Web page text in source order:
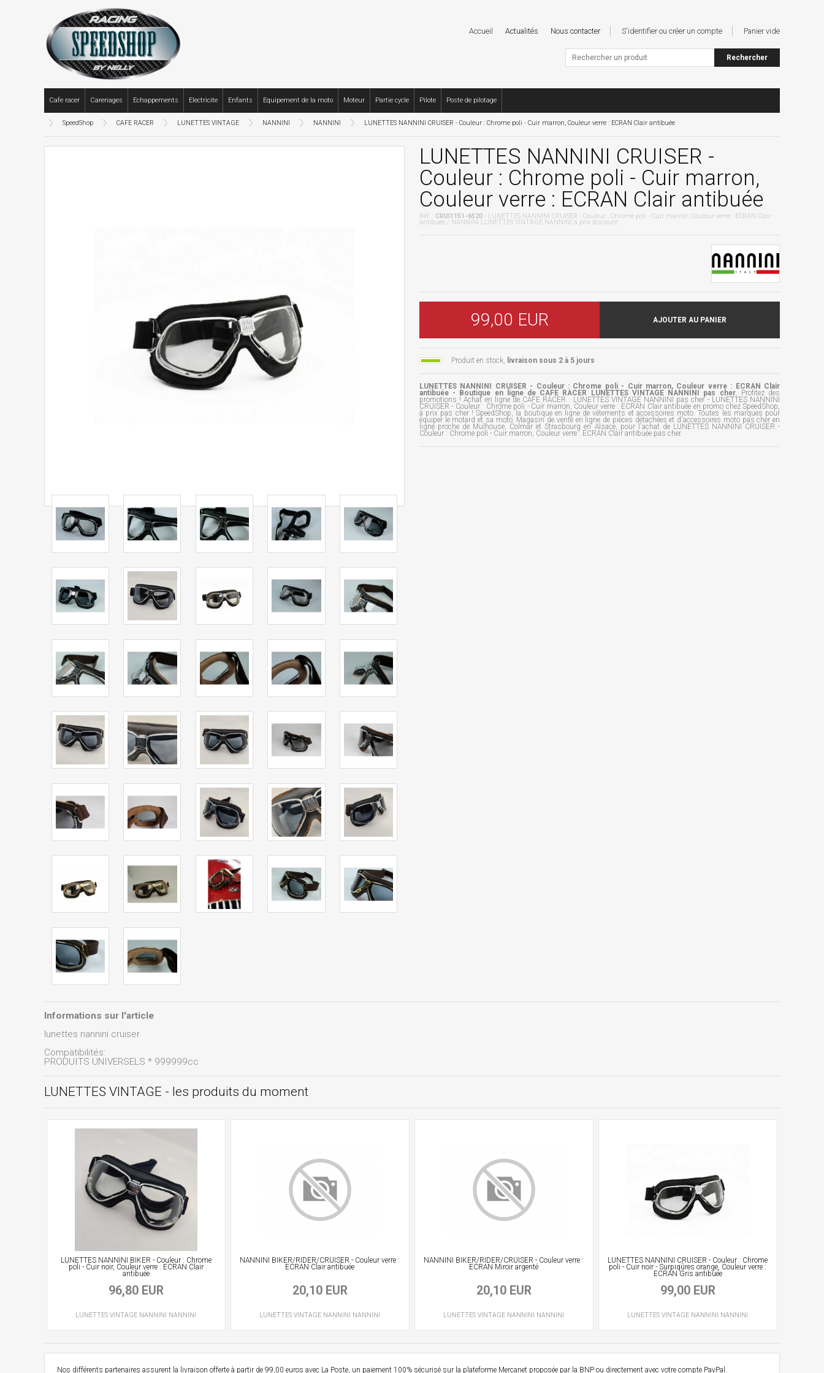
Cafe racer Carenages Echappements Electricite Enfants Equipement de la moto Moteur Partie cycle Pilote Poste de pilotage
Accueil Actualités Nous contacter S'identifier ou créer un compte Panier vide
SpeedShop CAFE RACER LUNETTES VINTAGE NANNINI NANNINI LUNETTES NANNINI CRUISER - Couleur : Chrome poli - Cuir marron, Couleur verre : ECRAN Clair antibuée
LUNETTES NANNINI CRUISER -
Couleur : Chrome poli - Cuir marron,
Couleur verre : ECRAN Clair antibuée
Réf. : CRUI1151-6520 - LUNETTES NANNINI CRUISER - Couleur : Chrome poli - Cuir marron, Couleur verre : ECRAN Clair
antibuée / NANNINI LUNETTES VINTAGE NANNINI à prix discount
99,00 EUR AJOUTER AU PANIER
Produit en stock, livraison sous 2 à 5 jours
LUNETTES NANNINI CRUISER - Couleur : Chrome poli - Cuir marron, Couleur verre : ECRAN Clair
antibuée - Boutique en ligne de CAFE RACER LUNETTES VINTAGE NANNINI pas cher. Profitez des
promotions ! Achat en ligne de CAFE RACER : LUNETTES VINTAGE NANNINI pas cher - LUNETTES NANNINI
CRUISER - Couleur : Chrome poli - Cuir marron, Couleur verre : ECRAN Clair antibuée en promo chez SpeedShop,
à prix pas cher ! SpeedShop, la boutique en ligne de vêtements et accessoires moto. Toutes les marques pour
équiper le motard et sa moto. Magasin de vente en ligne de pièces détachées et d'accessoires moto pas cher en
ligne proche de Mulhouse, Colmar et Strasbourg en Alsace, pour l'achat de LUNETTES NANNINI CRUISER -
Couleur : Chrome poli - Cuir marron, Couleur verre : ECRAN Clair antibuée pas cher.
Informations sur l'article
lunettes nannini cruiser
Compatibilités:
PRODUITS UNIVERSELS * 999999cc
LUNETTES VINTAGE - les produits du moment
LUNETTES NANNINI BIKER - Couleur : Chrome
poli - Cuir noir, Couleur verre : ECRAN Clair
antibuée
96,80 EUR
LUNETTES VINTAGE NANNINI NANNINI
NANNINI BIKER/RIDER/CRUISER - Couleur verre :
ECRAN Clair antibuée
20,10 EUR
LUNETTES VINTAGE NANNINI NANNINI
NANNINI BIKER/RIDER/CRUISER - Couleur verre :
ECRAN Miroir argenté
20,10 EUR
LUNETTES VINTAGE NANNINI NANNINI
LUNETTES NANNINI CRUISER - Couleur : Chrome
poli - Cuir noir - Surpiqûres orange, Couleur verre :
ECRAN Gris antibuée
99,00 EUR
LUNETTES VINTAGE NANNINI NANNINI
Nos différents partenaires assurent la livraison offerte à partir de 99,00 euros avec La Poste, un paiement 100% sécurisé sur la plateforme Mercanet proposée par la BNP ou directement avec votre compte PayPal.